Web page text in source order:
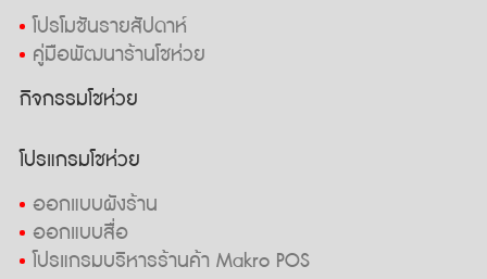
โปรโมชันรายสัปดาห์
คู่มือพัฒนาร้านโชห่วย
กิจกรรมโชห่วย
โปรแกรมโชห่วย
ออกแบบผังร้าน
ออกแบบสื่อ
โปรแกรมบริหารร้านค้า Makro POS